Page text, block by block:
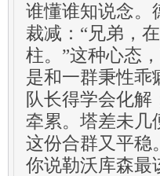
谁懂谁知说念。
裁减：“兄弟，
柱。”这种心态
是和一群秉性乖
队长得学会化解
牵累。塔差未几
这份合群又平稳。
你说勒沃库森最